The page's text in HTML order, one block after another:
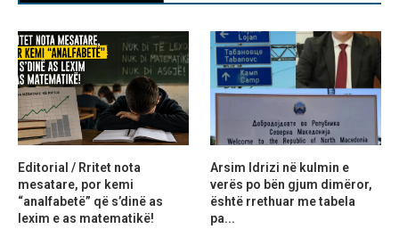
Editorial / Rritet nota
mesatare, por kemi
“analfabetë” që s’dinë as
lexim e as matematikë!
Arsim Idrizi në kulmin e
verës po bën gjum dimëror,
është rrethuar me tabela
pa...